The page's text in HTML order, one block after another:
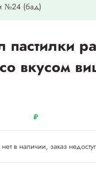
№24 (бад)
пастилки
вкусом
₽
нет в наличии, заказ